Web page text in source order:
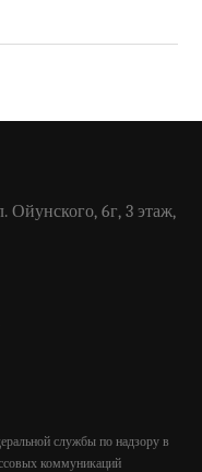
Ойунского, 6г, 3 этаж,
службы по надзору в
коммуникаций